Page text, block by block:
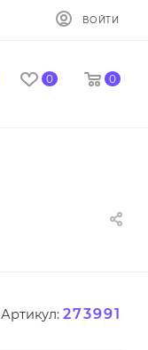
ВОЙТИ
0 0
Артикул: 273991